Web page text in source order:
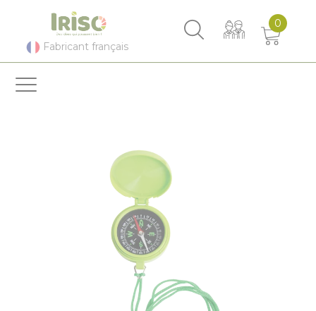
Fabricant français
0
Panneau de gestion des cookies